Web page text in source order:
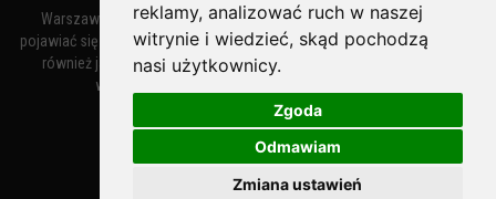
reklamy, analizować ruch w naszej
witrynie i wiedzieć, skąd pochodzą
nasi użytkownicy.
Zgoda
Odmawiam
Zmiana ustawień
Warszawa – miasto stołeczne Warszawa. Nazwa miasta zaczęła
pojawiać się w dokumentach w XIV wieku jako Warszewa, a od XV wieku
również jako Warszowa. Zmiana nazwy na Warszawa w XV wieku
wynikała z mazowieckiej wymowy dialektycznej.